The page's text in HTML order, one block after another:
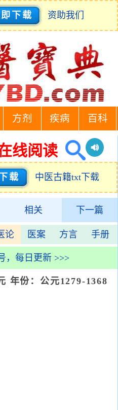
下载 资助我们
方剂 疾病 百科
线阅读
载 中医古籍txt下载
相关 下一篇
论 医案 方言 手册
，每日更新 >>>
年份：公元1279-1368